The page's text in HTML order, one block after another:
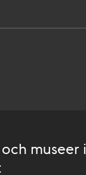
museer i